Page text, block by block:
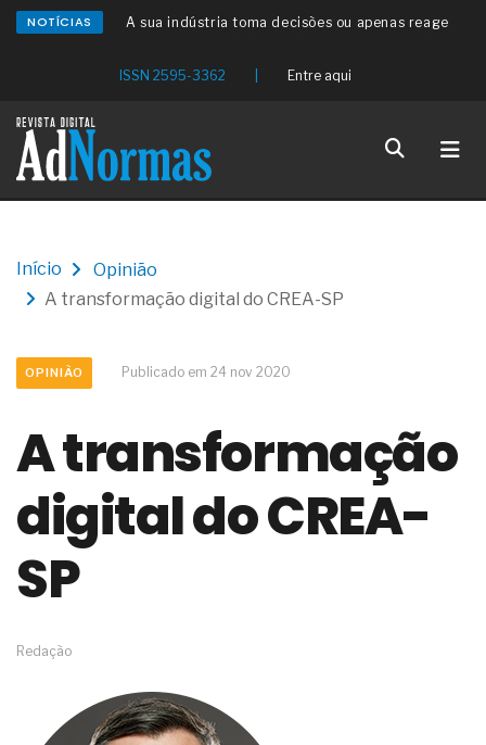
NOTÍCIAS
A sua indústria toma decisões ou apenas reage
Os serviços de reciclagem profunda a frio in situ
tentar criar uma reserva de mercado sobre as
NBR ISO
Os critérios médicos da síndrome metabólica
A prevenção clínica da coceira no ânus
crônica
As causas médicas da queda dos cabelos ou
positivo
O movimento regular reduz em 19% o risco de
morte precoce e melhora o metabolismo
O desenvolvimento de indicadores nas atividades
de governança das organizações
O desenho industrial ganha espaço como
A verificação dimensional e de massa dos fios,
cabos e condutores elétricos
ISSN 2595-3362 Entre aqui
Início
Opinião
A transformação digital do CREA-SP
OPINIÃO Publicado em 24 nov 2020
A transformação
digital do CREA-
SP
Redação